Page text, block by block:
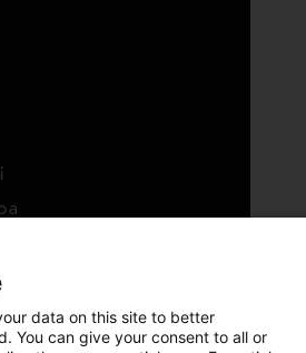
data on this site to better
You can give your consent to all or